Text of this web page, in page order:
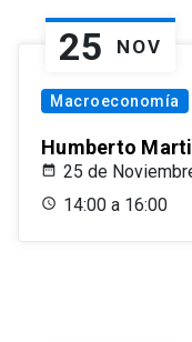
25 NOV
Macroeconomía
Humberto
25 de
14:00 a 16:00